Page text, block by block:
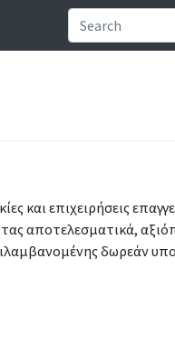
και επιχειρήσεις
αποτελεσματικά,
δωρεάν